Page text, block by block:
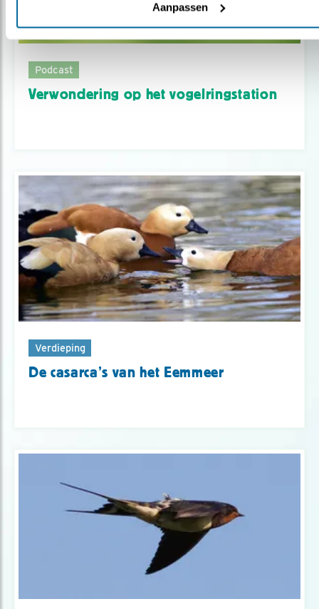
Aanpassen
Podcast
Verwondering op het vogelringstation
Verdieping
De casarca’s van het Eemmeer